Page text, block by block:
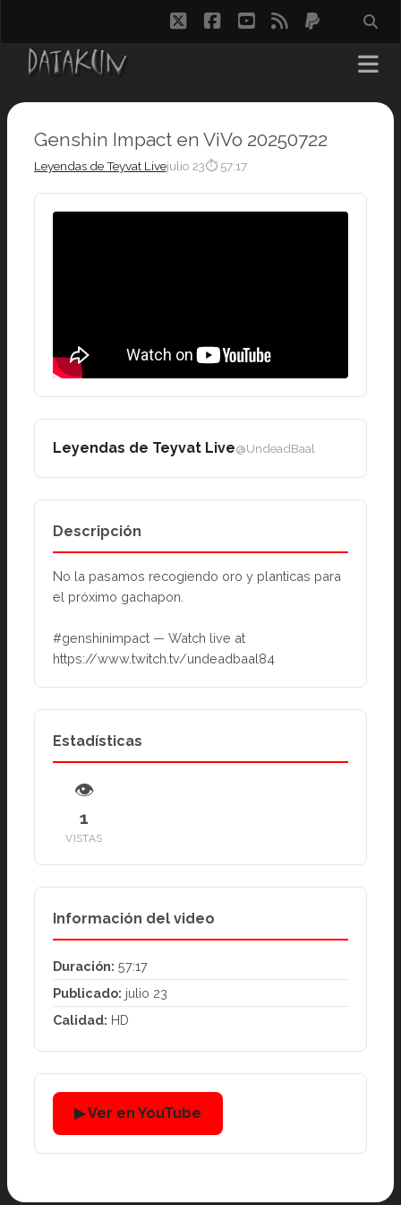
twitterfacebook
youtube
rss paypal
Genshin Impact en ViVo 20250722
Leyendas de Teyvat Livejulio 23⏱ 57:17
Leyendas de Teyvat Live@UndeadBaal
Descripción
No la pasamos recogiendo oro y planticas para
el próximo gachapon.
#genshinimpact — Watch live at
https://www.twitch.tv/undeadbaal84
Estadísticas
👁
1
VISTAS
Información del video
Duración: 57:17
Publicado: julio 23
Calidad: HD
▶ Ver en YouTube